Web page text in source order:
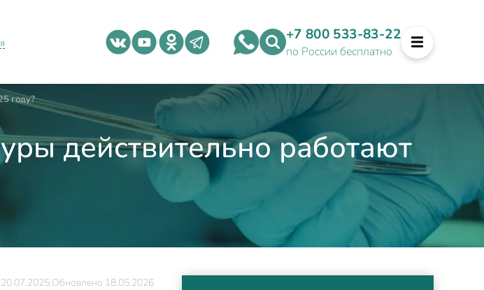
+7 800 533-83-22
по России бесплатно
году?
действительно работают
Обновлено 18.05.2026